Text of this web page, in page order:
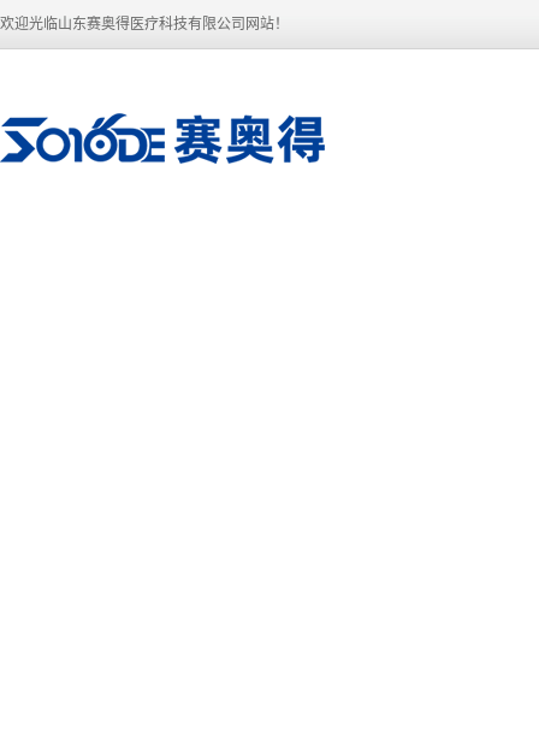
欢迎光临山东赛奥得医疗科技有限公司网站！